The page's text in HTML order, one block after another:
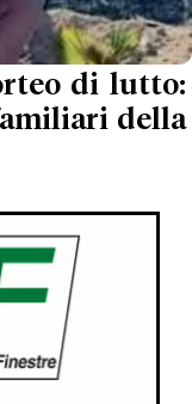
di lutto:
della